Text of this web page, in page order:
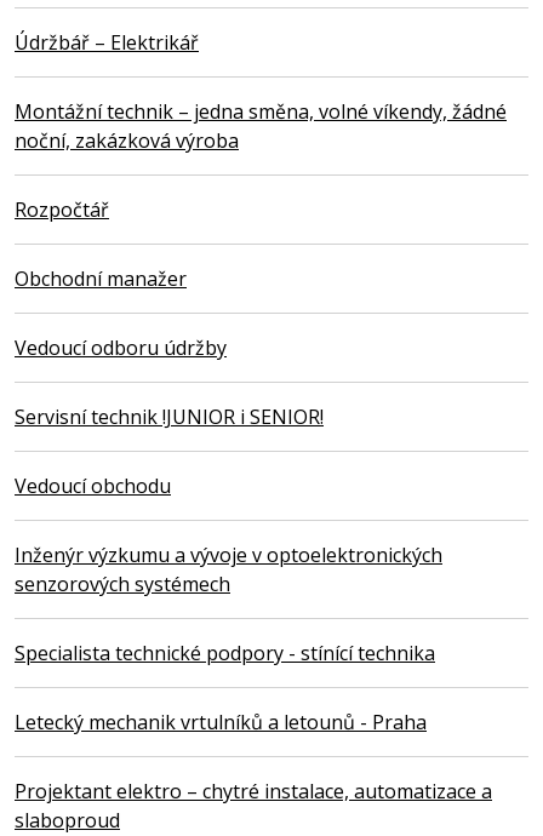
Údržbář – Elektrikář
Montážní technik – jedna směna, volné víkendy, žádné
noční, zakázková výroba
Rozpočtář
Obchodní manažer
Vedoucí odboru údržby
Servisní technik !JUNIOR i SENIOR!
Vedoucí obchodu
Inženýr výzkumu a vývoje v optoelektronických
senzorových systémech
Specialista technické podpory - stínící technika
Letecký mechanik vrtulníků a letounů - Praha
Projektant elektro – chytré instalace, automatizace a
slaboproud